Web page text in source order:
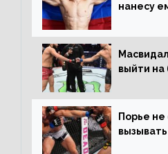
нанесу
Иге –
выйти
Порье